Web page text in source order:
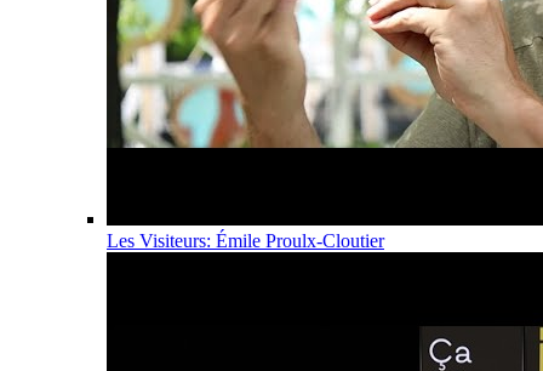
Les Visiteurs: Émile Proulx-Cloutier